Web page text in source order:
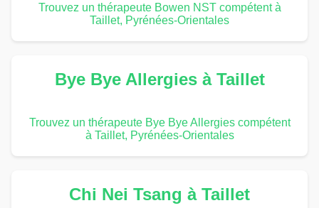
Trouvez un thérapeute Bowen NST compétent à
Taillet, Pyrénées-Orientales
Bye Bye Allergies à Taillet
Trouvez un thérapeute Bye Bye Allergies compétent
à Taillet, Pyrénées-Orientales
Chi Nei Tsang à Taillet